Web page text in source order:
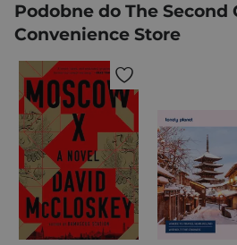
Podobne do The Second
Convenience Store